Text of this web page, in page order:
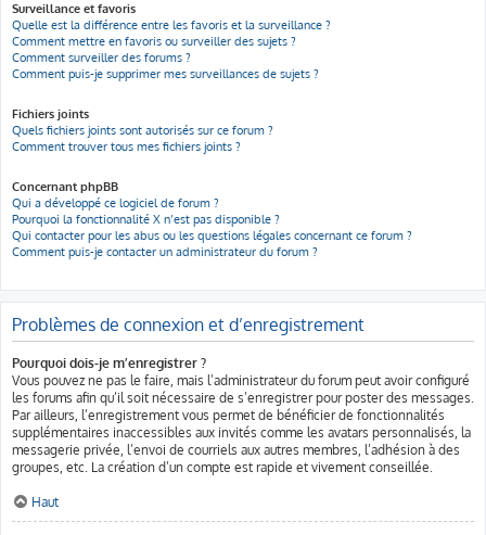
Surveillance et favoris
Quelle est la différence entre les favoris et la surveillance ?
Comment mettre en favoris ou surveiller des sujets ?
Comment surveiller des forums ?
Comment puis-je supprimer mes surveillances de sujets ?
Fichiers joints
Quels fichiers joints sont autorisés sur ce forum ?
Comment trouver tous mes fichiers joints ?
Concernant phpBB
Qui a développé ce logiciel de forum ?
Pourquoi la fonctionnalité X n’est pas disponible ?
Qui contacter pour les abus ou les questions légales concernant ce forum ?
Comment puis-je contacter un administrateur du forum ?
Problèmes de connexion et d’enregistrement
Pourquoi dois-je m’enregistrer ?
Vous pouvez ne pas le faire, mais l’administrateur du forum peut avoir configuré
les forums afin qu’il soit nécessaire de s’enregistrer pour poster des messages.
Par ailleurs, l’enregistrement vous permet de bénéficier de fonctionnalités
supplémentaires inaccessibles aux invités comme les avatars personnalisés, la
messagerie privée, l’envoi de courriels aux autres membres, l’adhésion à des
groupes, etc. La création d’un compte est rapide et vivement conseillée.
Haut